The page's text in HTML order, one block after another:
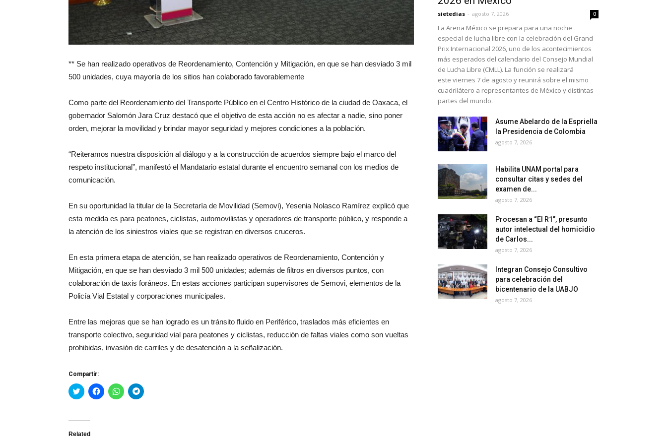
** Se han realizado operativos de Reordenamiento, Contención y Mitigación, en que se han desviado 3 mil
500 unidades, cuya mayoría de los sitios han colaborado favorablemente
Como parte del Reordenamiento del Transporte Público en el Centro Histórico de la ciudad de Oaxaca, el
gobernador Salomón Jara Cruz destacó que el objetivo de esta acción no es afectar a nadie, sino poner
orden, mejorar la movilidad y brindar mayor seguridad y mejores condiciones a la población.
“Reiteramos nuestra disposición al diálogo y a la construcción de acuerdos siempre bajo el marco del
respeto institucional”, manifestó el Mandatario estatal durante el encuentro semanal con los medios de
comunicación.
En su oportunidad la titular de la Secretaría de Movilidad (Semovi), Yesenia Nolasco Ramírez explicó que
esta medida es para peatones, ciclistas, automovilistas y operadores de transporte público, y responde a
la atención de los siniestros viales que se registran en diversos cruceros.
En esta primera etapa de atención, se han realizado operativos de Reordenamiento, Contención y
Mitigación, en que se han desviado 3 mil 500 unidades; además de filtros en diversos puntos, con
colaboración de taxis foráneos. En estas acciones participan supervisores de Semovi, elementos de la
Policía Vial Estatal y corporaciones municipales.
Entre las mejoras que se han logrado es un tránsito fluido en Periférico, traslados más eficientes en
transporte colectivo, seguridad vial para peatones y ciclistas, reducción de faltas viales como son vueltas
prohibidas, invasión de carriles y de desatención a la señalización.
Compartir:
Haz
clic
Twitter
abre
Haz
clic
Haz
clic
Haz
clic
Related
sietedias - agosto 7, 2026 0
La Arena México se prepara para una noche
especial de lucha libre con la celebración del Grand
Prix Internacional 2026, uno de los acontecimientos
más esperados del calendario del Consejo Mundial
de Lucha Libre (CMLL). La función se realizará
este viernes 7 de agosto y reunirá sobre el mismo
cuadrilátero a representantes de México y distintas
partes del mundo.
Asume Abelardo de la Espriella
la Presidencia de Colombia
agosto 7, 2026
Habilita UNAM portal para
consultar citas y sedes del
examen de...
agosto 7, 2026
Procesan a “El R1”, presunto
autor intelectual del homicidio
de Carlos...
agosto 7, 2026
Integran Consejo Consultivo
para celebración del
bicentenario de la UABJO
agosto 7, 2026